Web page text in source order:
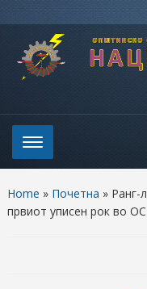
Home » Почетна » Ранг-
првиот уписен рок во